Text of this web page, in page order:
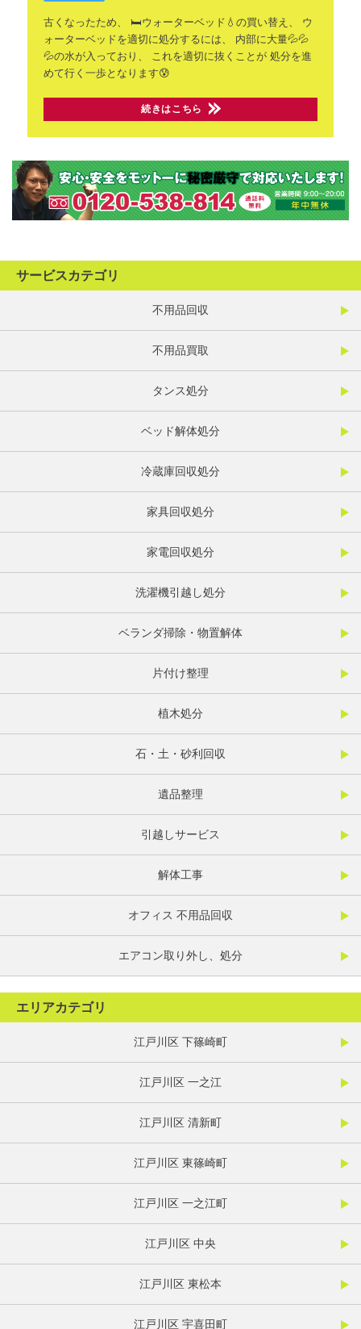
古くなったため、 🛏️ウォーターベッド💧の買い替え、
ウ
ォーターベッドを適切に処分するには、
内部に大量💦💦
💦の水が入っており、
これを適切に抜くことが処分を進
めて行く一歩となります😰
続きはこちら
サービスカテゴリ
不用品回収
不用品買取
タンス処分
ベッド解体処分
冷蔵庫回収処分
家具回収処分
家電回収処分
洗濯機引越し処分
ベランダ掃除・物置解体
片付け整理
植木処分
石・土・砂利回収
遺品整理
引越しサービス
解体工事
オフィス 不用品回収
エアコン取り外し、処分
エリアカテゴリ
江戸川区 下篠崎町
江戸川区 一之江
江戸川区 清新町
江戸川区 東篠崎町
江戸川区 一之江町
江戸川区 中央
江戸川区 東松本
江戸川区 宇喜田町